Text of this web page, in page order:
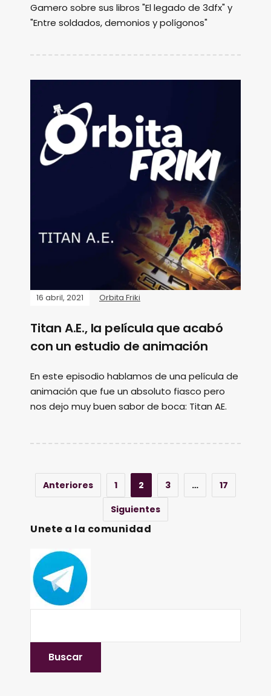
Gamero sobre sus libros "El legado de 3dfx" y
"Entre soldados, demonios y polígonos"
16 abril, 2021 Orbita Friki
Titan A.E., la película que acabó
con un estudio de animación
En este episodio hablamos de una película de
animación que fue un absoluto fiasco pero
nos dejo muy buen sabor de boca: Titan AE.
Anteriores 1 2 3 …
17
Siguientes
Unete a la comunidad